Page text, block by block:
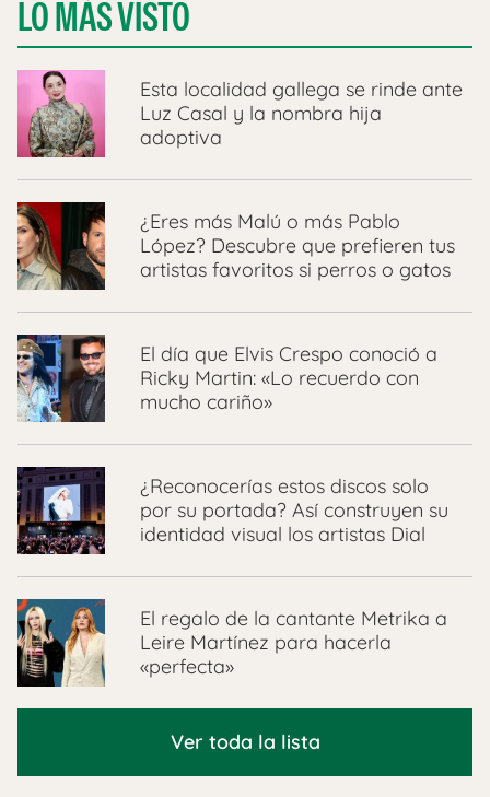
LO MÁS VISTO
Esta localidad gallega se rinde ante
Luz Casal y la nombra hija
adoptiva
¿Eres más Malú o más Pablo
López? Descubre que prefieren tus
artistas favoritos si perros o gatos
El día que Elvis Crespo conoció a
Ricky Martin: «Lo recuerdo con
mucho cariño»
¿Reconocerías estos discos solo
por su portada? Así construyen su
identidad visual los artistas Dial
El regalo de la cantante Metrika a
Leire Martínez para hacerla
«perfecta»
Ver toda la lista